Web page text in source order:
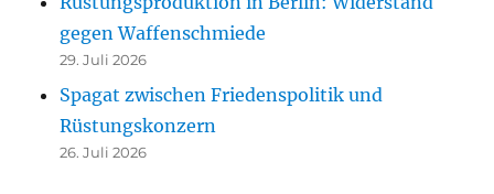
gegen Waffenschmiede
29. Juli 2026
Spagat zwischen Friedenspolitik und
Rüstungskonzern
26. Juli 2026